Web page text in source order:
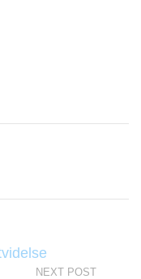
NEXT POST